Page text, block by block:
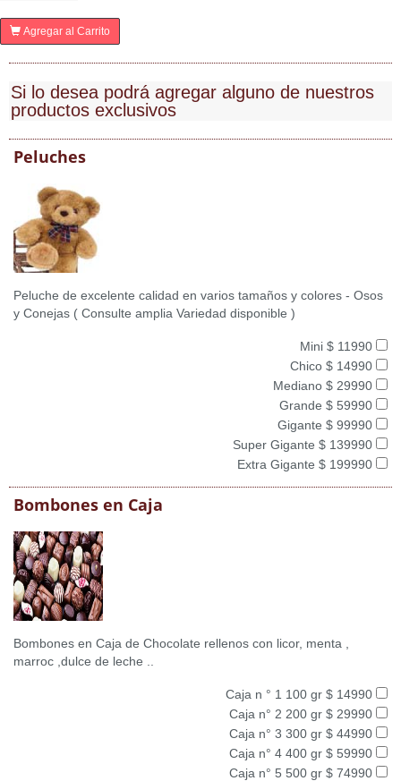
Agregar al Carrito
Si lo desea podrá agregar alguno de nuestros
productos exclusivos
Peluches
Peluche de excelente calidad en varios tamaños y colores - Osos
y Conejas ( Consulte amplia Variedad disponible )
Mini $ 11990
Chico $ 14990
Mediano $ 29990
Grande $ 59990
Gigante $ 99990
Super Gigante $ 139990
Extra Gigante $ 199990
Bombones en Caja
Bombones en Caja de Chocolate rellenos con licor, menta ,
marroc ,dulce de leche ..
Caja n ° 1 100 gr $ 14990
Caja n° 2 200 gr $ 29990
Caja n° 3 300 gr $ 44990
Caja n° 4 400 gr $ 59990
Caja n° 5 500 gr $ 74990